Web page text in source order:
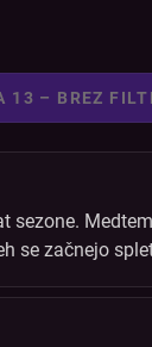
ti glasujejo za
umske
13 – BREZ
sezone.
se začnejo